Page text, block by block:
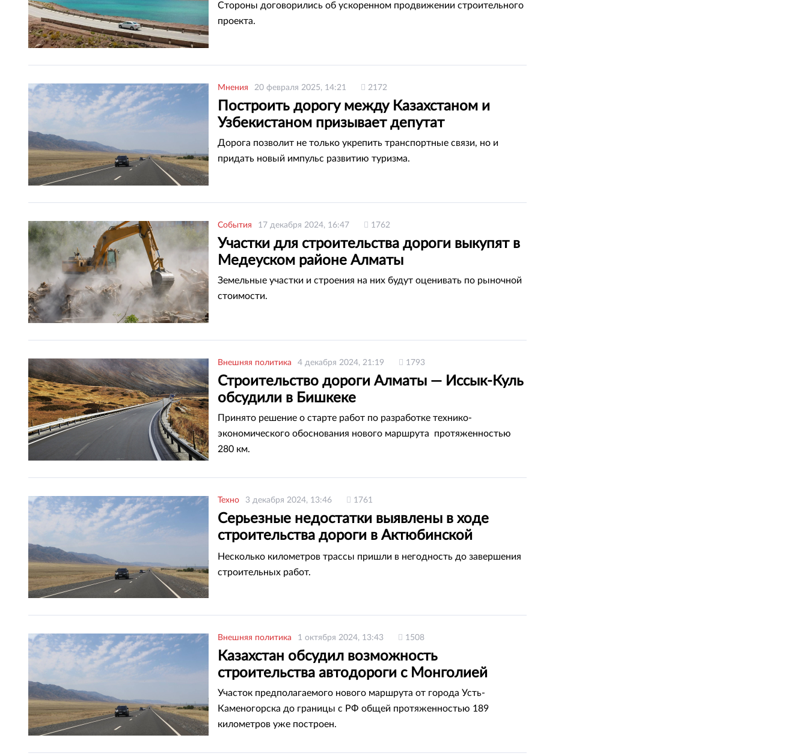
Стороны договорились об ускоренном продвижении строительного
проекта.
Мнения 20 февраля 2025, 14:21 2172
Построить дорогу между Казахстаном и
Узбекистаном призывает депутат
Дорога позволит не только укрепить транспортные связи, но и
придать новый импульс развитию туризма.
События 17 декабря 2024, 16:47 1762
Участки для строительства дороги выкупят в
Медеуском районе Алматы
Земельные участки и строения на них будут оценивать по рыночной
стоимости.
Внешняя политика 4 декабря 2024, 21:19 1793
Строительство дороги Алматы — Иссык-Куль
обсудили в Бишкеке
Принято решение о старте работ по разработке технико-
экономического обоснования нового маршрута протяженностью
280 км.
Техно 3 декабря 2024, 13:46 1761
Серьезные недостатки выявлены в ходе
строительства дороги в Актюбинской
области
Несколько километров трассы пришли в негодность до завершения
строительных работ.
Внешняя политика 1 октября 2024, 13:43 1508
Казахстан обсудил возможность
строительства автодороги с Монголией
Участок предполагаемого нового маршрута от города Усть-
Каменогорска до границы с РФ общей протяженностью 189
километров уже построен.